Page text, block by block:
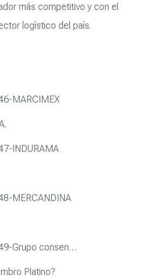
más competitivo y con el
logístico del país.
MARCIMEX
INDURAMA
MERCANDINA
Grupo consen…
Platino?